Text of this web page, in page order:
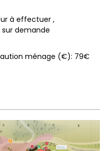
à effectuer
sur demande
ménage (€): 79€